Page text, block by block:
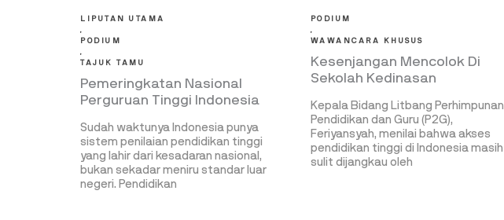
LIPUTAN UTAMA
,
PODIUM
,
TAJUK TAMU
Pemeringkatan Nasional
Perguruan Tinggi Indonesia
Sudah waktunya Indonesia punya
sistem penilaian pendidikan tinggi
yang lahir dari kesadaran nasional,
bukan sekadar meniru standar luar
negeri. Pendidikan
PODIUM
,
WAWANCARA KHUSUS
Kesenjangan Mencolok Di
Sekolah Kedinasan
Kepala Bidang Litbang Perhimpunan
Pendidikan dan Guru (P2G),
Feriyansyah, menilai bahwa akses
pendidikan tinggi di Indonesia masih
sulit dijangkau oleh